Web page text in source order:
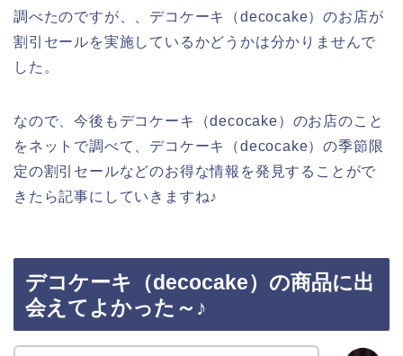
調べたのですが、、デコケーキ（decocake）のお店が
割引セールを実施しているかどうかは分かりませんで
した。
なので、今後もデコケーキ（decocake）のお店のこと
をネットで調べて、デコケーキ（decocake）の季節限
定の割引セールなどのお得な情報を発見することがで
きたら記事にしていきますね♪
デコケーキ（decocake）の商品に出
会えてよかった～♪